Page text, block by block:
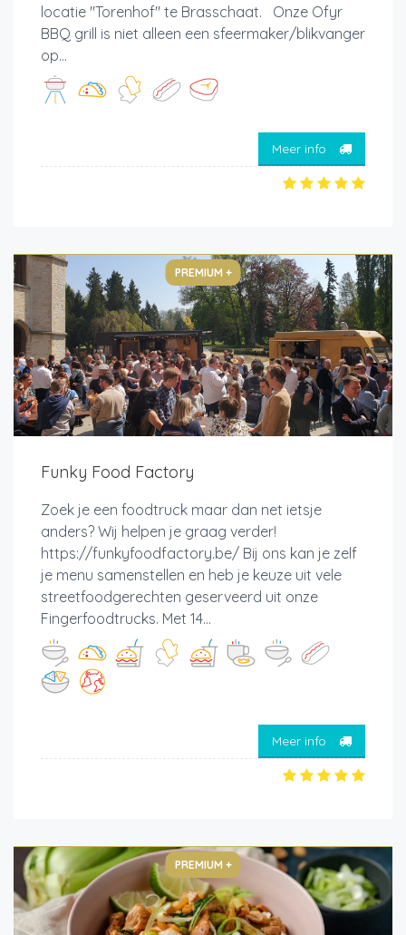
locatie "Torenhof" te Brasschaat. Onze Ofyr
BBQ grill is niet alleen een sfeermaker/blikvanger
op...
Meer info
PREMIUM +
Funky Food Factory
Zoek je een foodtruck maar dan net ietsje
anders? Wij helpen je graag verder!
https://funkyfoodfactory.be/ Bij ons kan je zelf
je menu samenstellen en heb je keuze uit vele
streetfoodgerechten geserveerd uit onze
Fingerfoodtrucks. Met 14...
Meer info
PREMIUM +